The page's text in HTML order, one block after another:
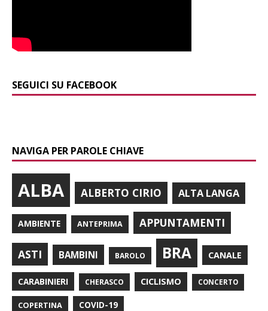
SEGUICI SU FACEBOOK
NAVIGA PER PAROLE CHIAVE
ALBA ALBERTO CIRIO ALTA LANGA
AMBIENTE ANTEPRIMA APPUNTAMENTI
ASTI BAMBINI BAROLO BRA CANALE
CARABINIERI CHERASCO CICLISMO CONCERTO
COPERTINA COVID-19